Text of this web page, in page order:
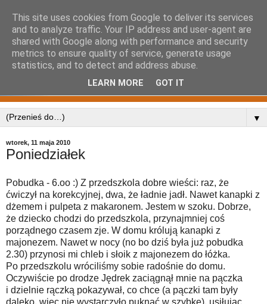
▼
wtorek, 11 maja 2010
Poniedziałek
Pobudka - 6.oo :) Z przedszkola dobre wieści: raz, że
ćwiczył na korekcyjnej, dwa, że ładnie jadł. Nawet kanapki z
dżemem i pulpeta z makaronem. Jestem w szoku. Dobrze,
że dziecko chodzi do przedszkola, przynajmniej coś
porządnego czasem zje. W domu królują kanapki z
majonezem. Nawet w nocy (no bo dziś była już pobudka
2.30) przynosi mi chleb i słoik z majonezem do łóżka.
Po przedszkolu wróciliśmy sobie radośnie do domu.
Oczywiście po drodze Jędrek zaciągnął mnie na pączka
i dzielnie rączką pokazywał, co chce (a pączki tam były
daleko, więc nie wystarczyło puknąć w szybkę), usiłując
This site uses cookies from Google to deliver its services
and to analyze traffic. Your IP address and user-agent are
shared with Google along with performance and security
metrics to ensure quality of service, generate usage
statistics, and to detect and address abuse.
LEARN MORE GOT IT